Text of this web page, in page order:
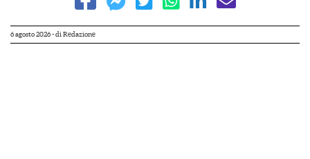
6 agosto 2026- di Redazione